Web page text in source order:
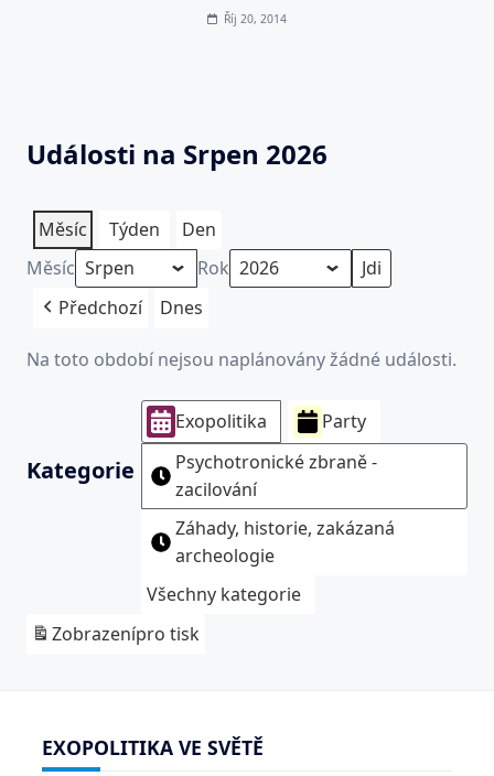
Říj 20, 2014
Události na Srpen 2026
Měsíc Týden
Den
Měsíc
Rok
Předchozí
Dnes
Na toto období nejsou naplánovány žádné události.
Kategorie
Exopolitika
Party
Psychotronické zbraně -
zacilování
Záhady, historie, zakázaná
archeologie
Všechny kategorie
Zobrazenípro tisk
EXOPOLITIKA VE SVĚTĚ